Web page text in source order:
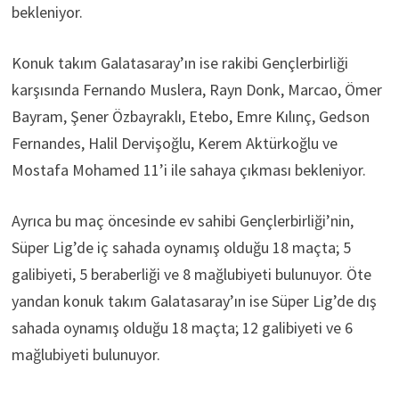
bekleniyor.
Konuk takım Galatasaray’ın ise rakibi Gençlerbirliği
karşısında Fernando Muslera, Rayn Donk, Marcao, Ömer
Bayram, Şener Özbayraklı, Etebo, Emre Kılınç, Gedson
Fernandes, Halil Dervişoğlu, Kerem Aktürkoğlu ve
Mostafa Mohamed 11’i ile sahaya çıkması bekleniyor.
Ayrıca bu maç öncesinde ev sahibi Gençlerbirliği’nin,
Süper Lig’de iç sahada oynamış olduğu 18 maçta; 5
galibiyeti, 5 beraberliği ve 8 mağlubiyeti bulunuyor. Öte
yandan konuk takım Galatasaray’ın ise Süper Lig’de dış
sahada oynamış olduğu 18 maçta; 12 galibiyeti ve 6
mağlubiyeti bulunuyor.